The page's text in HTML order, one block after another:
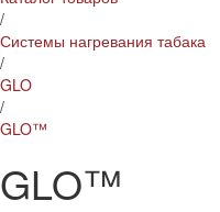
/
Системы нагревания табака
/
GLO
/
GLO™
GLO™